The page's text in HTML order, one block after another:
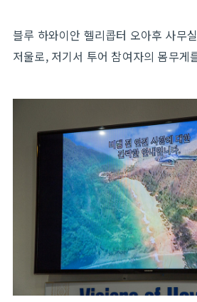
블루 하와이안 헬리콥터 오아후 사무
저울로, 저기서 투어 참여자의 몸무게